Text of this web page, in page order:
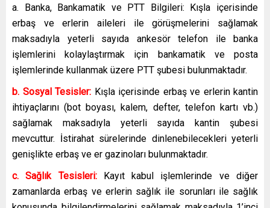
a. Banka, Bankamatik ve PTT Bilgileri: Kışla içerisinde
erbaş ve erlerin aileleri ile görüşmelerini sağlamak
maksadıyla yeterli sayıda ankesör telefon ile banka
işlemlerini kolaylaştırmak için bankamatik ve posta
işlemlerinde kullanmak üzere PTT şubesi bulunmaktadır.
b. Sosyal Tesisler: Kışla içerisinde erbaş ve erlerin kantin
ihtiyaçlarını (bot boyası, kalem, defter, telefon kartı vb.)
sağlamak maksadıyla yeterli sayıda kantin şubesi
mevcuttur. İstirahat sürelerinde dinlenebilecekleri yeterli
genişlikte erbaş ve er gazinoları bulunmaktadır.
c. Sağlık Tesisleri:Kayıt kabul işlemlerinde ve diğer
zamanlarda erbaş ve erlerin sağlık ile sorunları ile sağlık